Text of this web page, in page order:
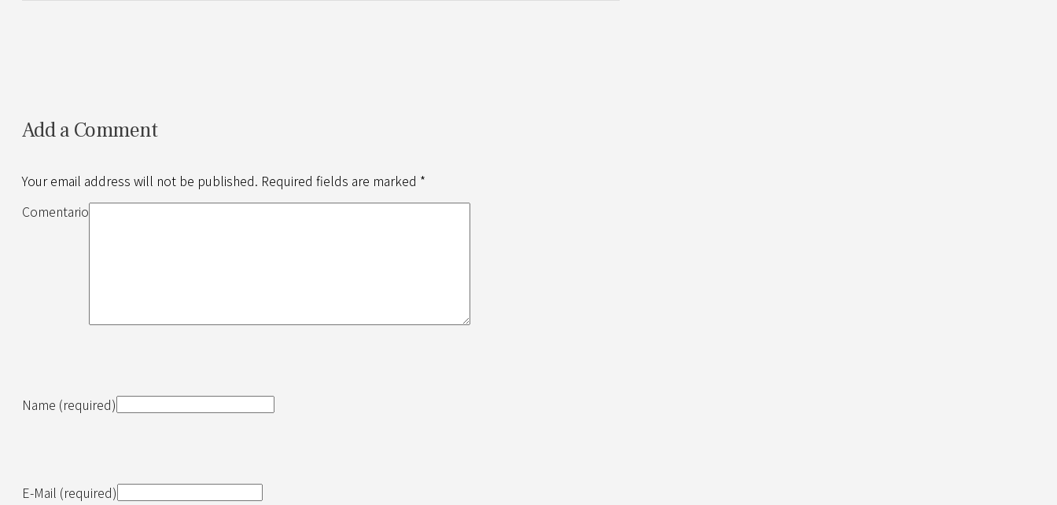
Add a Comment
Your email address will not be published. Required fields are marked *
Name (required)
E-Mail (required)
Comentario